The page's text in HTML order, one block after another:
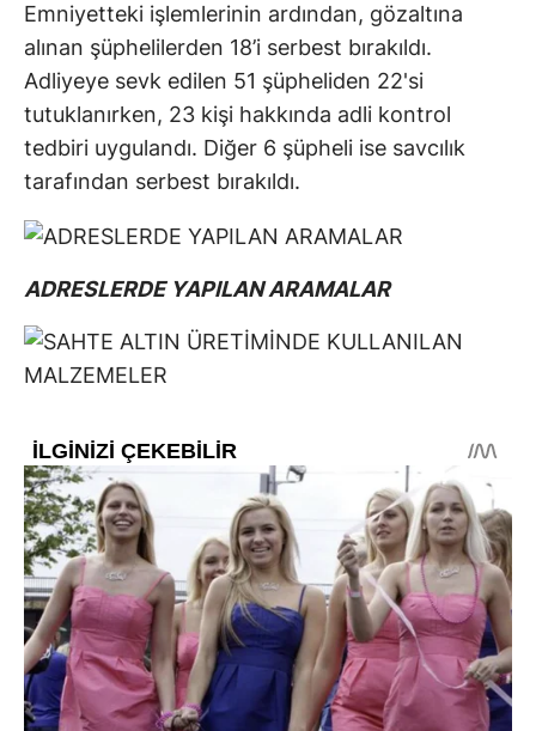
Emniyetteki işlemlerinin ardından, gözaltına
alınan şüphelilerden 18’i serbest bırakıldı.
Adliyeye sevk edilen 51 şüpheliden 22'si
tutuklanırken, 23 kişi hakkında adli kontrol
tedbiri uygulandı. Diğer 6 şüpheli ise savcılık
tarafından serbest bırakıldı.
ADRESLERDE YAPILAN ARAMALAR